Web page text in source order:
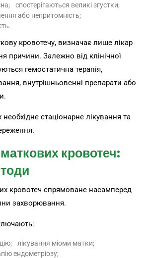
спостерігаються великі згустки;
або непритомність;
кровотечу, визначає лише лікар
причини. Залежно від клінічної
гемостатична терапія,
внутрішньовенні препарати або
стаціонарне лікування та
кровотеч:
кровотеч спрямоване насамперед
захворювання.
лікування міоми матки;
ендометріозу;